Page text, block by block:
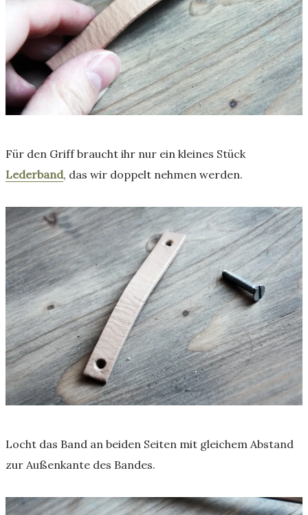
Für den Griff braucht ihr nur ein kleines Stück
Lederband, das wir doppelt nehmen werden.
Locht das Band an beiden Seiten mit gleichem Abstand
zur Außenkante des Bandes.